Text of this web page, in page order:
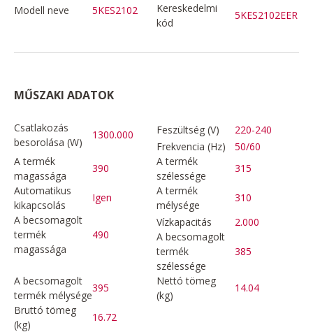
Modell neve 5KES2102
Kereskedelmi
kód
5KES2102EER
MŰSZAKI ADATOK
Csatlakozás
besorolása (W)
1300.000 Feszültség (V)
220-240
Frekvencia (Hz)
50/60
A termék
magassága
390
A termék
szélessége
315
Automatikus
kikapcsolás
Igen
A termék
mélysége
310
A becsomagolt
termék
magassága
490
Vízkapacitás
2.000
A becsomagolt
termék
szélessége
385
A becsomagolt
termék mélysége
395
Nettó tömeg
(kg)
14.04
Bruttó tömeg
(kg)
16.72